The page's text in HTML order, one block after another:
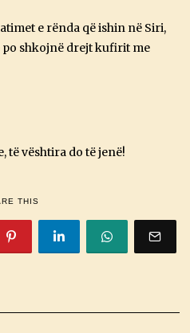
e rënda që ishin në Siri,
shkojnë drejt kufirit me
të vështira do të jenë!
THIS